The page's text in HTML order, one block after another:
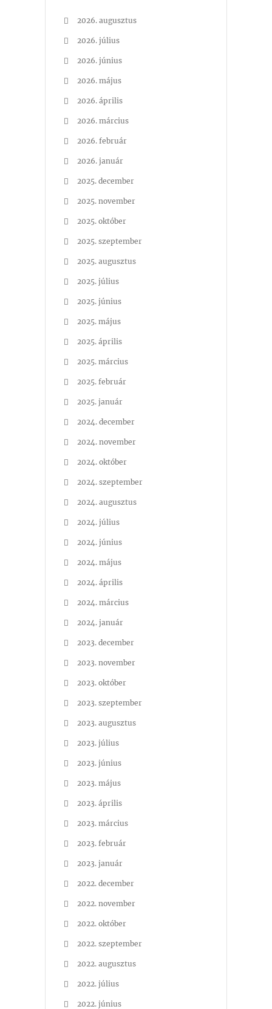
2026. augusztus
2026. július
2026. június
2026. május
2026. április
2026. március
2026. február
2026. január
2025. december
2025. november
2025. október
2025. szeptember
2025. augusztus
2025. július
2025. június
2025. május
2025. április
2025. március
2025. február
2025. január
2024. december
2024. november
2024. október
2024. szeptember
2024. augusztus
2024. július
2024. június
2024. május
2024. április
2024. március
2024. január
2023. december
2023. november
2023. október
2023. szeptember
2023. augusztus
2023. július
2023. június
2023. május
2023. április
2023. március
2023. február
2023. január
2022. december
2022. november
2022. október
2022. szeptember
2022. augusztus
2022. július
2022. június